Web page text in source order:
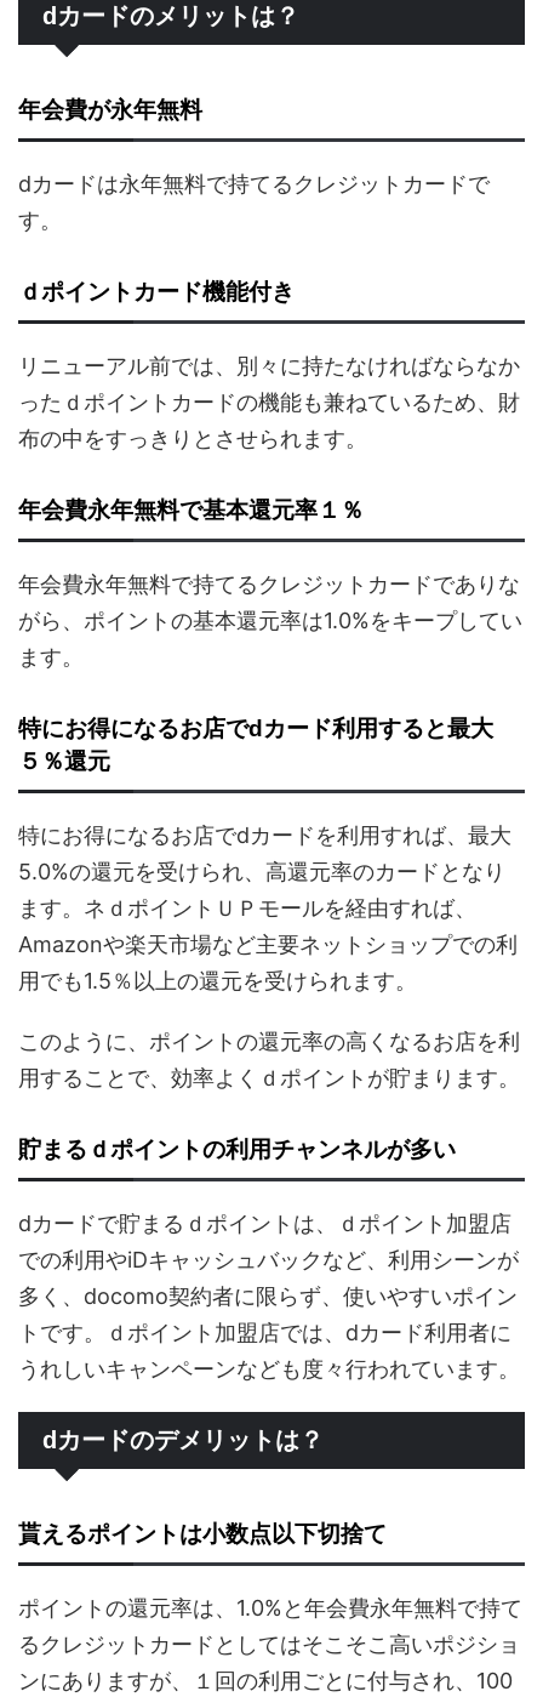
dカードのメリットは？
年会費が永年無料
dカードは永年無料で持てるクレジットカードで
す。
ｄポイントカード機能付き
リニューアル前では、別々に持たなければならなか
ったｄポイントカードの機能も兼ねているため、財
布の中をすっきりとさせられます。
年会費永年無料で基本還元率１％
年会費永年無料で持てるクレジットカードでありな
がら、ポイントの基本還元率は1.0%をキープしてい
ます。
特にお得になるお店でdカード利用すると最大
５％還元
特にお得になるお店でdカードを利用すれば、最大
5.0%の還元を受けられ、高還元率のカードとなり
ます。ネｄポイントＵＰモールを経由すれば、
Amazonや楽天市場など主要ネットショップでの利
用でも1.5％以上の還元を受けられます。
このように、ポイントの還元率の高くなるお店を利
用することで、効率よくｄポイントが貯まります。
貯まるｄポイントの利用チャンネルが多い
dカードで貯まるｄポイントは、ｄポイント加盟店
での利用やiDキャッシュバックなど、利用シーンが
多く、docomo契約者に限らず、使いやすいポイン
トです。ｄポイント加盟店では、dカード利用者に
うれしいキャンペーンなども度々行われています。
dカードのデメリットは？
貰えるポイントは小数点以下切捨て
ポイントの還元率は、1.0%と年会費永年無料で持て
るクレジットカードとしてはそこそこ高いポジショ
ンにありますが、１回の利用ごとに付与され、100